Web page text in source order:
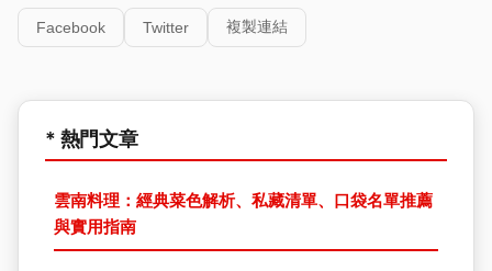
Facebook Twitter 複製連結
* 熱門文章
雲南料理：經典菜色解析、私藏清單、口袋名單推薦
與實用指南